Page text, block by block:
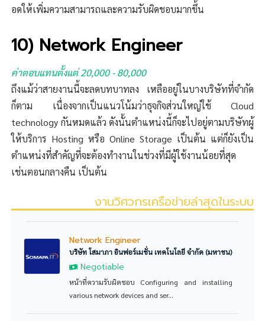
อดให้เพิ่มความสามารถและความรับผิดชอบมากขึ้น
10) Network Engineer
ค่าตอบแทนตั้งแต่ 20,000 - 80,000
ถึงแม้ว่าสายงานนี้จะลดบทบาทลง เหลืออยู่ในบางบริษัทที่จำกัด
ก็ตาม เนื่องจากเป็นแนวโน้มว่าธุจกิจส่วนใหญ่ใช้ Cloud
technology กันหมดแล้ว ดังนั้นตำแหน่งนี้ก็จะไปอยู่ตามบริษัทผู้
ให้บริการ Hosting หรือ Online Storage เป็นต้น แต่ก็ยังเป็น
ตำแหน่งที่สำคัญที่จะต้องทำงานในช่วงที่มีผู้ใช้งานน้อยที่สุด
เช่นตอนกลางคืน เป็นต้น
งานวิศวกรเครือข่ายล่าสุดในระบบ
Network Engineer
บริษัท โสมาภา อินฟอร์เมชั่น เทคโนโลยี จำกัด (มหาชน)
Negotiable
หน้าที่ความรับผิดชอบ Configuring and installing
various network devices and ser...